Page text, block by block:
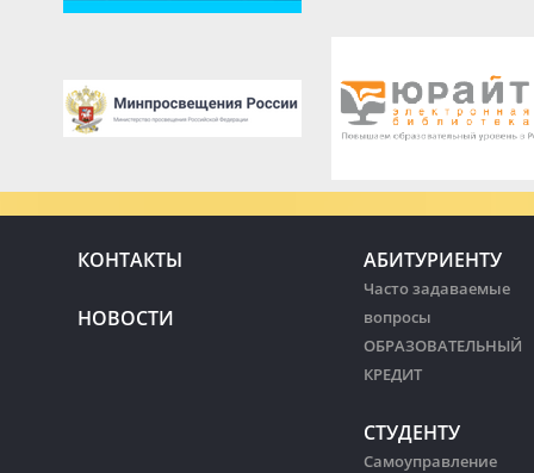
КОНТАКТЫ
НОВОСТИ
АБИТУРИЕНТУ
Часто задаваемые
вопросы
ОБРАЗОВАТЕЛЬНЫЙ
КРЕДИТ
СТУДЕНТУ
Самоуправление